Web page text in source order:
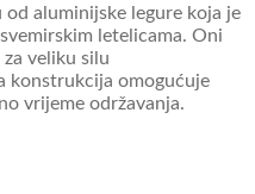
aluminijske legure koja je
letelicama. Oni
veliku silu
konstrukcija omogućuje
vrijeme održavanja.